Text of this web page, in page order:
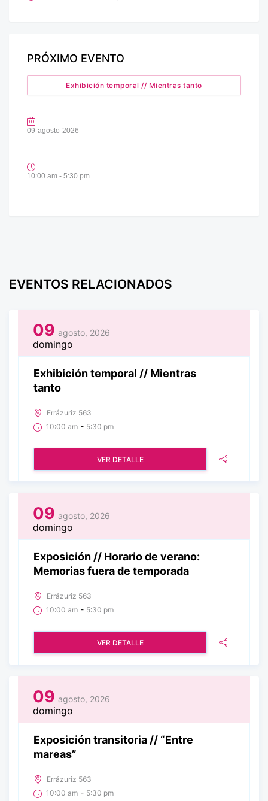
PRÓXIMO EVENTO
Exhibición temporal // Mientras tanto
09-agosto-2026
10:00 am - 5:30 pm
EVENTOS RELACIONADOS
09 agosto, 2026
domingo
Exhibición temporal // Mientras
tanto
Errázuriz 563
10:00 am - 5:30 pm
VER DETALLE
09 agosto, 2026
domingo
Exposición // Horario de verano:
Memorias fuera de temporada
Errázuriz 563
10:00 am - 5:30 pm
VER DETALLE
09 agosto, 2026
domingo
Exposición transitoria // “Entre
mareas”
Errázuriz 563
10:00 am - 5:30 pm